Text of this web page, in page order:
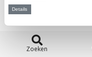
Zoeken
Details